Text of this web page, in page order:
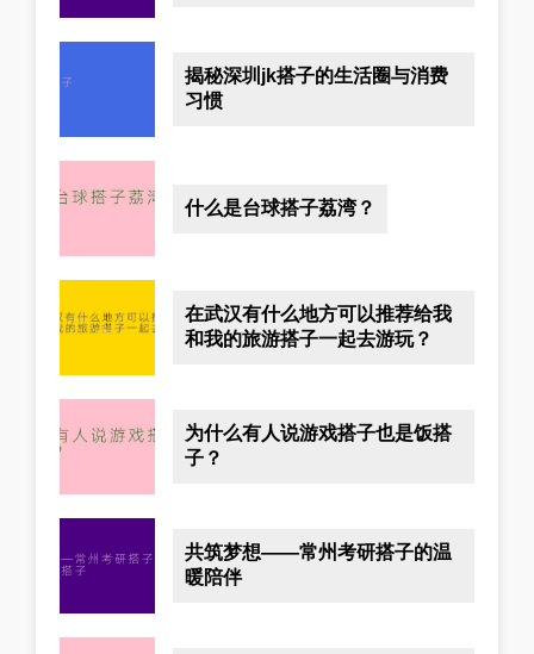
揭秘深圳jk搭子的生活圈与消费
习惯
什么是台球搭子荔湾？
在武汉有什么地方可以推荐给我
和我的旅游搭子一起去游玩？
为什么有人说游戏搭子也是饭搭
子？
共筑梦想——常州考研搭子的温
暖陪伴